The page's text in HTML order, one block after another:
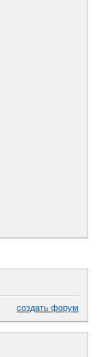
создать форум